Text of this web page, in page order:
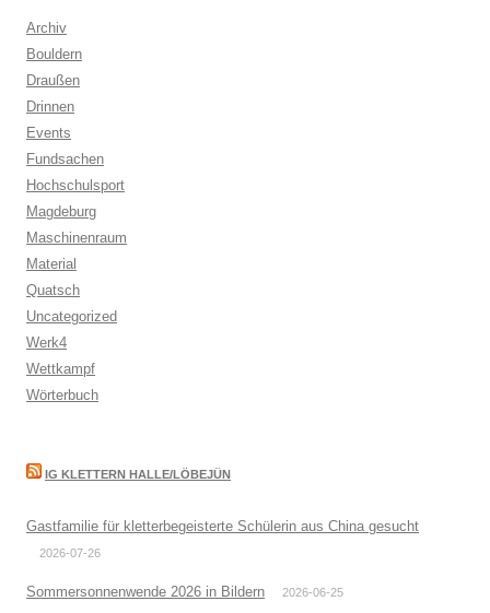
Archiv
Bouldern
Draußen
Drinnen
Events
Fundsachen
Hochschulsport
Magdeburg
Maschinenraum
Material
Quatsch
Uncategorized
Werk4
Wettkampf
Wörterbuch
IG KLETTERN HALLE/LÖBEJÜN
Gastfamilie für kletterbegeisterte Schülerin aus China gesucht
2026-07-26
Sommersonnenwende 2026 in Bildern 2026-06-25